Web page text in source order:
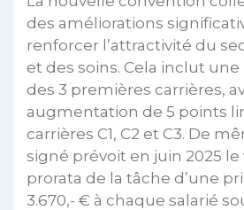
des améliorations
renforcer l’attractivité du
et des soins. Cela inclut
des 3 premières carrières,
augmentation de 5 points
carrières C1, C2 et C3. De
signé prévoit en juin 2025
prorata de la tâche d’une
3.670,- € à chaque salarié